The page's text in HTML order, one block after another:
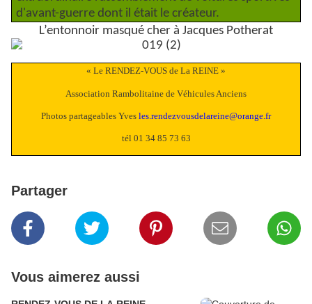
d'avant-guerre dont il était le créateur.
L’entonnoir masqué cher à Jacques Potherat
« Le RENDEZ-VOUS de La REINE »
Association Rambolitaine de Véhicules Anciens
Photos partageables Yves les.rendezvousdelareine@orange.fr
tél 01 34 85 73 63
Partager
Vous aimerez aussi